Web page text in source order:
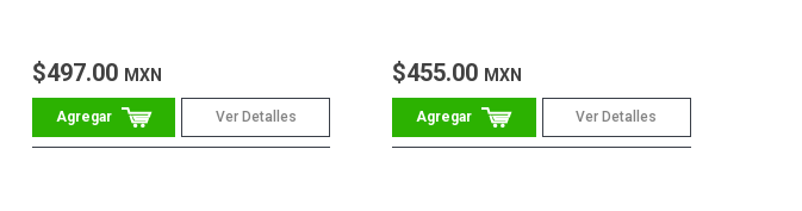
$497.00 MXN
Ver Detalles
$455.00 MXN
Ver Detalles